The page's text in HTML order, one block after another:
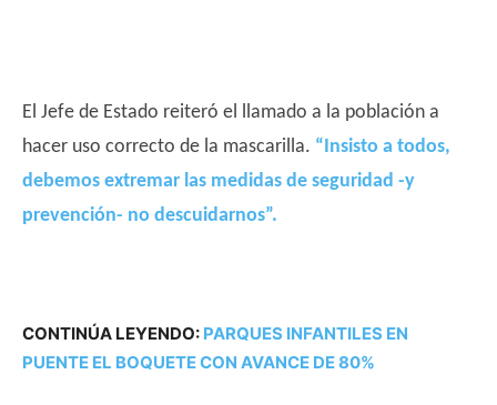
El Jefe de Estado reiteró el llamado a la población a
hacer uso correcto de la mascarilla. “Insisto a todos,
debemos extremar las medidas de seguridad -y
prevención- no descuidarnos”.
CONTINÚA LEYENDO: PARQUES INFANTILES EN
PUENTE EL BOQUETE CON AVANCE DE 80%